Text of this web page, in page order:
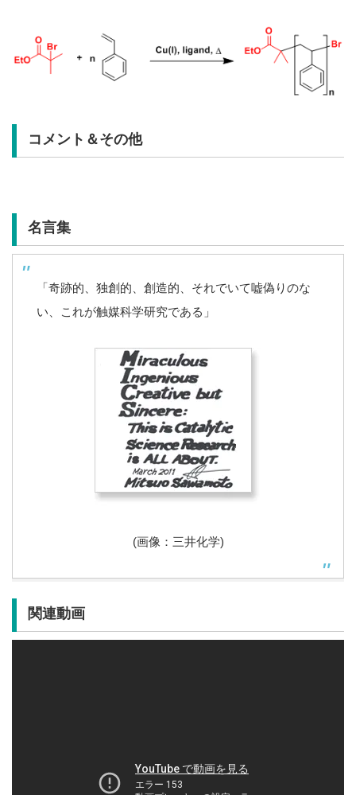
コメント＆その他
名言集
「奇跡的、独創的、創造的、それでいて嘘偽りのな
い、これが触媒科学研究である」
(画像：三井化学)
関連動画